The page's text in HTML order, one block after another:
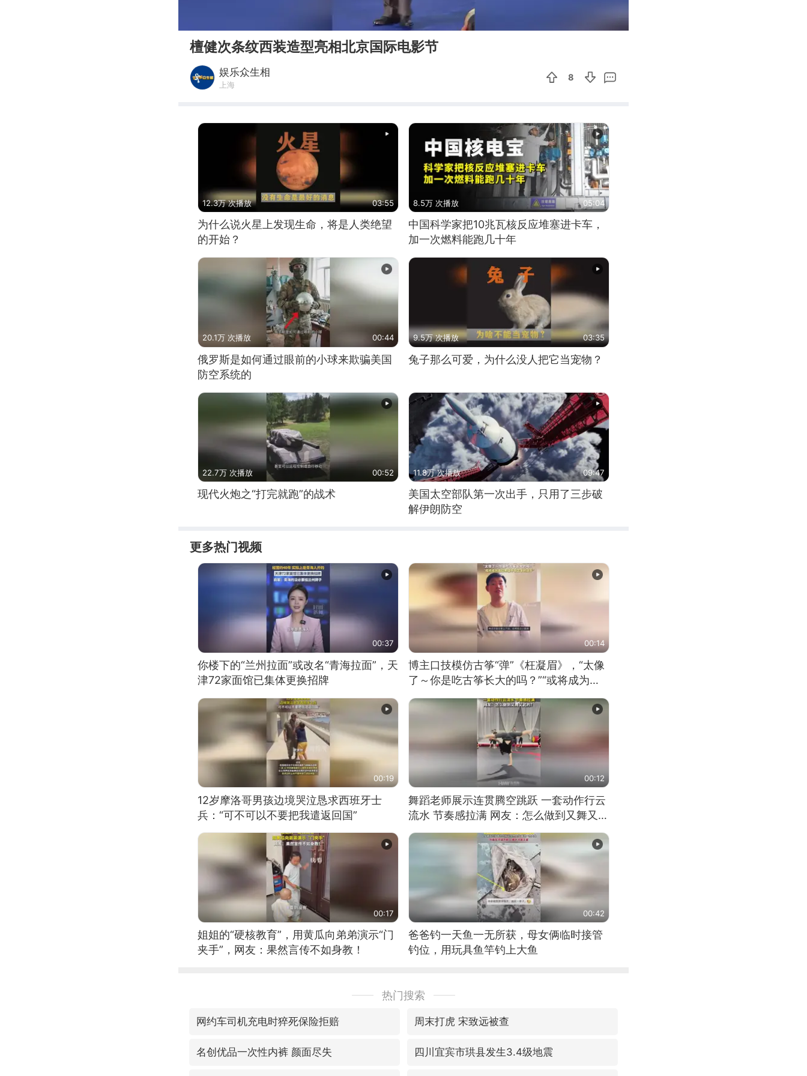
檀健次条纹西装造型亮相北京国际电影节
娱乐众生相
上海
8
12.3万 次播放 03:55
为什么说火星上发现生命，将是人类绝望
的开始？
8.5万 次播放 05:04
中国科学家把10兆瓦核反应堆塞进卡车，
加一次燃料能跑几十年
20.1万 次播放 00:44
俄罗斯是如何通过眼前的小球来欺骗美国
防空系统的
9.5万 次播放 03:35
兔子那么可爱，为什么没人把它当宠物？
22.7万 次播放 00:52
现代火炮之“打完就跑”的战术
11.8万 次播放 09:47
美国太空部队第一次出手，只用了三步破
解伊朗防空
更多热门视频
00:37
你楼下的“兰州拉面”或改名“青海拉面”，天
津72家面馆已集体更换招牌
00:14
博主口技模仿古筝“弹”《枉凝眉》，“太像
了～你是吃古筝长大的吗？”“或将成为首
00:19
12岁摩洛哥男孩边境哭泣恳求西班牙士
兵：“可不可以不要把我遣返回国”
00:12
舞蹈老师展示连贯腾空跳跃 一套动作行云
流水 节奏感拉满 网友：怎么做到又舞又武
的？
00:17
姐姐的“硬核教育”，用黄瓜向弟弟演示“门
夹手”，网友：果然言传不如身教！
00:42
爸爸钓一天鱼一无所获，母女俩临时接管
钓位，用玩具鱼竿钓上大鱼
热门搜索
网约车司机充电时猝死保险拒赔 周末打虎 宋致远被查
名创优品一次性内裤 颜面尽失 四川宜宾市珙县发生3.4级地震